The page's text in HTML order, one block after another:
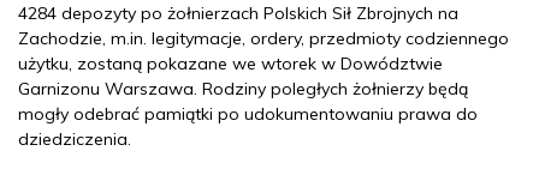
4284 depozyty po żołnierzach Polskich Sił Zbrojnych na
Zachodzie, m.in. legitymacje, ordery, przedmioty codziennego
użytku, zostaną pokazane we wtorek w Dowództwie
Garnizonu Warszawa. Rodziny poległych żołnierzy będą
mogły odebrać pamiątki po udokumentowaniu prawa do
dziedziczenia.